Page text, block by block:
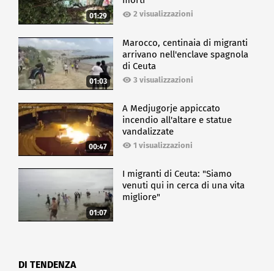
01:29 2 visualizzazioni
01:03
Marocco, centinaia di migranti
arrivano nell'enclave spagnola
di Ceuta
3 visualizzazioni
00:47
A Medjugorje appiccato
incendio all'altare e statue
vandalizzate
1 visualizzazioni
01:07
I migranti di Ceuta: "Siamo
venuti qui in cerca di una vita
migliore"
DI TENDENZA